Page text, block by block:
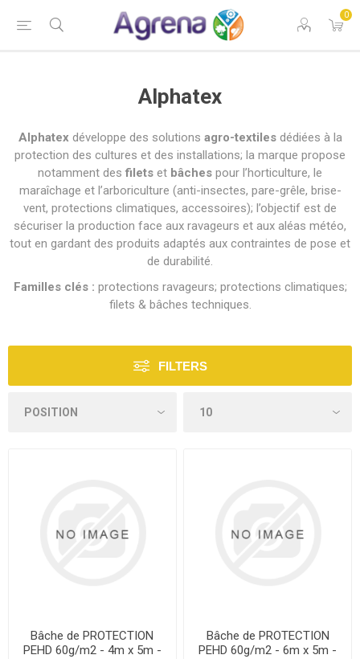
0
Alphatex
Alphatexdéveloppe des solutions agro-textilesdédiées à la
protection des cultures et des installations; la marque propose
notamment des filets et bâches pour l’horticulture, le
maraîchage et l’arboriculture (anti-insectes, pare-grêle, brise-
vent, protections climatiques, accessoires); l’objectif est de
sécuriser la production face aux ravageurs et aux aléas météo,
tout en gardant des produits adaptés aux contraintes de pose et
de durabilité.
Familles clés : protections ravageurs; protections climatiques;
filets & bâches techniques.
FILTERS
Bâche de PROTECTION
PEHD 60g/m2 - 4m x 5m -
Bâche de PROTECTION
PEHD 60g/m2 - 6m x 5m -